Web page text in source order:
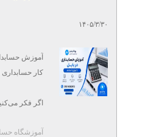
استودیو عکس و فیلم
آژانس تبلیغاتی فتوکلاب
آژانس تبلیغاتی فتوکلاب
تلفن: ۰۹۱۷۹۱۱۸۳۲۲
۱۴۰۵/۳/۳۰
آموزش
کار حسابداری
اگر فکر
آموزشگاه